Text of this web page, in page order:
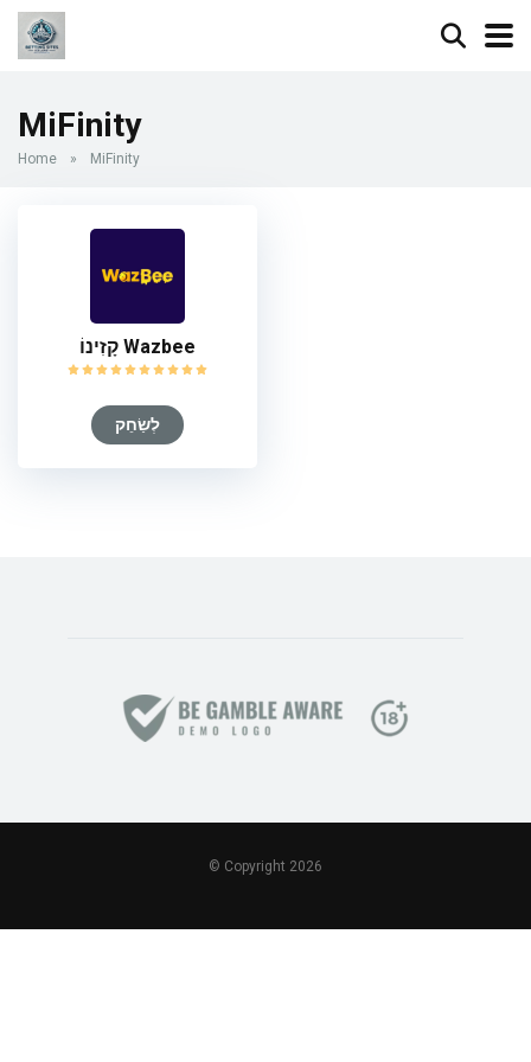
MiFinity
Home » MiFinity
קָזִינוֹ Wazbee
לְשַׂחֵק
© Copyright 2026